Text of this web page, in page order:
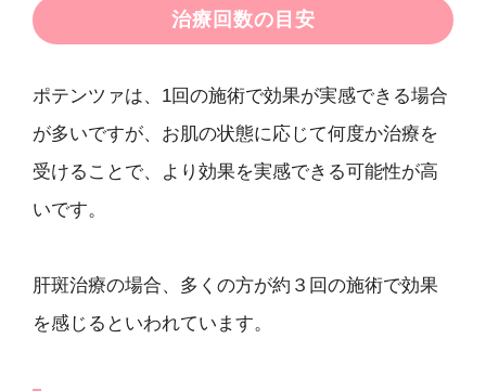
治療回数の目安
ポテンツァは、1回の施術で効果が実感できる場合
が多いですが、お肌の状態に応じて何度か治療を
受けることで、より効果を実感できる可能性が高
いです。
肝斑治療の場合、多くの方が約３回の施術で効果
を感じるといわれています。